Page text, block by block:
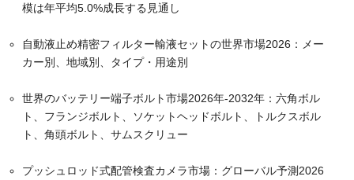
模は年平均5.0%成長する見通し
自動液止め精密フィルター輸液セットの世界市場2026：メー
カー別、地域別、タイプ・用途別
世界のバッテリー端子ボルト市場2026年-2032年：六角ボル
ト、フランジボルト、ソケットヘッドボルト、トルクスボル
ト、角頭ボルト、サムスクリュー
プッシュロッド式配管検査カメラ市場：グローバル予測2026